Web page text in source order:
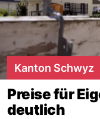
Kanton Schwyz
Preise für
deutlich